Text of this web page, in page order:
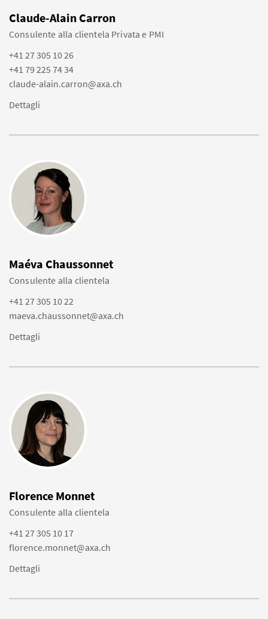
Claude-Alain Carron
Consulente alla clientela Privata e PMI
+41 27 305 10 26
+41 79 225 74 34
claude-alain.carron@axa.ch
Dettagli
Maéva Chaussonnet
Consulente alla clientela
+41 27 305 10 22
maeva.chaussonnet@axa.ch
Dettagli
Florence Monnet
Consulente alla clientela
+41 27 305 10 17
florence.monnet@axa.ch
Dettagli